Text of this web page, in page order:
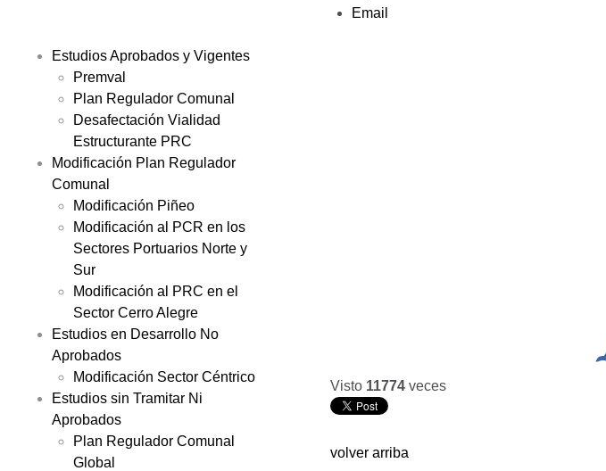
Estudios Aprobados y Vigentes
Premval
Plan Regulador Comunal
Desafectación Vialidad
Estructurante PRC
Modificación Plan Regulador
Comunal
Modificación Piñeo
Modificación al PCR en los
Sectores Portuarios Norte y
Sur
Modificación al PRC en el
Sector Cerro Alegre
Estudios en Desarrollo No
Aprobados
Modificación Sector Céntrico
Estudios sin Tramitar Ni
Aprobados
Plan Regulador Comunal
Global
Email
Visto 11774 veces
volver arriba